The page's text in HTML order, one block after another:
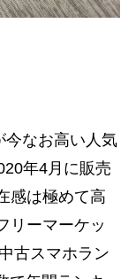
なお高い人気
年4月に販売
感は極めて高
リーマーケッ
古スマホラン